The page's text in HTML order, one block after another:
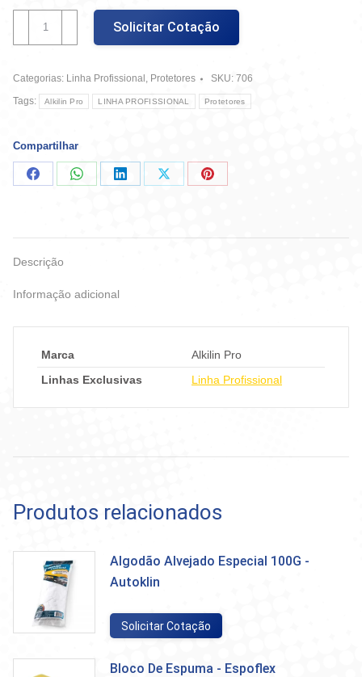
Porta
-
Alklin
Solicitar Cotação
Categorias: Linha Profissional , Protetores SKU: 706
Tags:
Alkilin Pro LINHA PROFISSIONAL Protetores
Compartilhar
CompartilharCompartilharCompartilharCompartilharCompartilhar
Descrição
Informação adicional
Marca
Alkilin Pro
Linhas Exclusivas
Linha Profissional
Produtos relacionados
Algodão Alvejado Especial 100G -
Autoklin
Solicitar Cotação
Bloco De Espuma - Espoflex